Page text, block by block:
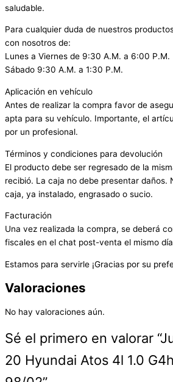
saludable.
Para cualquier duda de nuestros
con nosotros de:
Lunes a Viernes de 9:30 A.M. a 6:00 P.M.
Sábado 9:30 A.M. a 1:30 P.M.
Aplicación en vehículo
Antes de realizar la compra favor de
apta para su vehículo. Importante, el
por un profesional.
Términos y condiciones para devolución
El producto debe ser regresado de la
recibió. La caja no debe presentar daños.
caja, ya instalado, engrasado o sucio.
Facturación
Una vez realizada la compra, se deberá
fiscales en el chat post-venta el mismo
Estamos para servirle ¡Gracias por su
Valoraciones
No hay valoraciones aún.
Sé el primero en valorar
20 Hyundai Atos 4l 1.0